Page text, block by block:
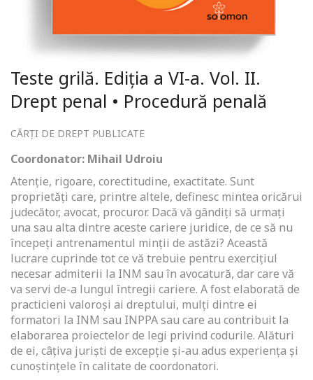
Teste grilă. Ediția a VI-a. Vol. II.
Drept penal • Procedură penală
CĂRȚI DE DREPT PUBLICATE
Coordonator: Mihail Udroiu
Atenție, rigoare, corectitudine, exactitate. Sunt
proprietăți care, printre altele, definesc mintea oricărui
judecător, avocat, procuror. Dacă vă gândiți să urmați
una sau alta dintre aceste cariere juridice, de ce să nu
începeți antrenamentul minții de astăzi? Această
lucrare cuprinde tot ce vă trebuie pentru exercițiul
necesar admiterii la INM sau în avocatură, dar care vă
va servi de-a lungul întregii cariere. A fost elaborată de
practicieni valoroși ai dreptului, mulți dintre ei
formatori la INM sau INPPA sau care au contribuit la
elaborarea proiectelor de legi privind codurile. Alături
de ei, câțiva juriști de excepție și-au adus experiența și
cunoștințele în calitate de coordonatori.